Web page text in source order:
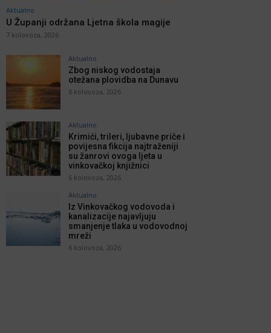
Aktualno
U Županji održana Ljetna škola magije
7 kolovoza, 2026
Aktualno
Zbog niskog vodostaja
otežana plovidba na Dunavu
6 kolovoza, 2026
Aktualno
Krimići, trileri, ljubavne priče i
povijesna fikcija najtraženiji
su žanrovi ovoga ljeta u
vinkovačkoj knjižnici
6 kolovoza, 2026
Aktualno
Iz Vinkovačkog vodovoda i
kanalizacije najavljuju
smanjenje tlaka u vodovodnoj
mreži
6 kolovoza, 2026